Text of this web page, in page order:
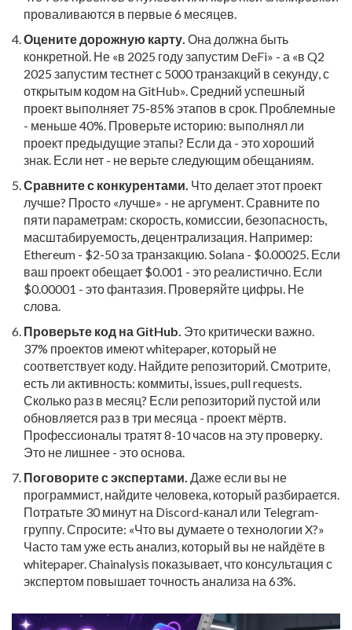
проваливаются в первые 6 месяцев.
Оцените дорожную карту. Она должна быть
конкретной. Не «в 2025 году запустим DeFi» - а «в Q2
2025 запустим тестнет с 5000 транзакций в секунду, с
открытым кодом на GitHub». Средний успешный
проект выполняет 75-85% этапов в срок. Проблемные
- меньше 40%. Проверьте историю: выполнял ли
проект предыдущие этапы? Если да - это хороший
знак. Если нет - не верьте следующим обещаниям.
Сравните с конкурентами. Что делает этот проект
лучше? Просто «лучше» - не аргумент. Сравните по
пяти параметрам: скорость, комиссии, безопасность,
масштабируемость, децентрализация. Например:
Ethereum - $2-50 за транзакцию. Solana - $0.00025. Если
ваш проект обещает $0.001 - это реалистично. Если
$0.00001 - это фантазия. Проверяйте цифры. Не
слова.
Проверьте код на GitHub. Это критически важно.
37% проектов имеют whitepaper, который не
соответствует коду. Найдите репозиторий. Смотрите,
есть ли активность: коммиты, issues, pull requests.
Сколько раз в месяц? Если репозиторий пустой или
обновляется раз в три месяца - проект мёртв.
Профессионалы тратят 8-10 часов на эту проверку.
Это не лишнее - это основа.
Поговорите с экспертами. Даже если вы не
программист, найдите человека, который разбирается.
Потратьте 30 минут на Discord-канал или Telegram-
группу. Спросите: «Что вы думаете о технологии X?»
Часто там уже есть анализ, который вы не найдёте в
whitepaper. Chainalysis показывает, что консультация с
экспертом повышает точность анализа на 63%.